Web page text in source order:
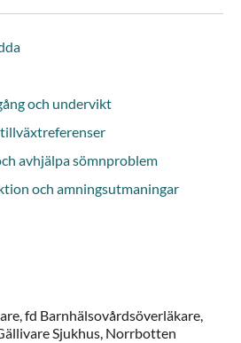
och undervikt
avhjälpa sömnproblem
och amningsutmaningar
fd Barnhälsovårdsöverläkare,
Sjukhus, Norrbotten